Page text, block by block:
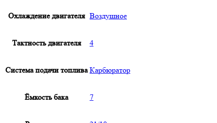
Охлаждение двигателя Воздушное
Тактность двигателя 4
Система подачи топлива Карбюратор
Ёмкость бака 7